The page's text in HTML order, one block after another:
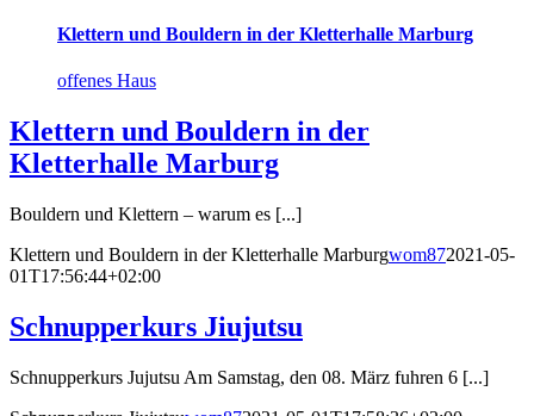
Klettern und Bouldern in der Kletterhalle Marburg
offenes Haus
Klettern und Bouldern in der
Kletterhalle Marburg
Bouldern und Klettern – warum es [...]
Klettern und Bouldern in der Kletterhalle Marburgwom872021-05-
01T17:56:44+02:00
Schnupperkurs Jiujutsu
Schnupperkurs Jujutsu Am Samstag, den 08. März fuhren 6 [...]